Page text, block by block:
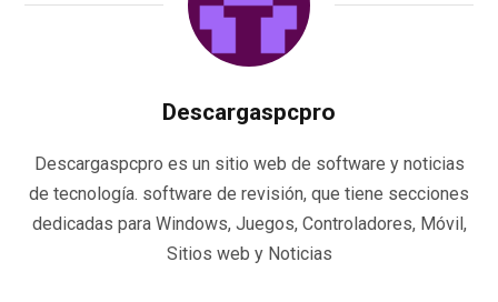
Descargaspcpro
Descargaspcpro es un sitio web de software y noticias
de tecnología. software de revisión, que tiene secciones
dedicadas para Windows, Juegos, Controladores, Móvil,
Sitios web y Noticias